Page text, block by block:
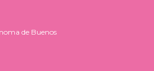
de Buenos